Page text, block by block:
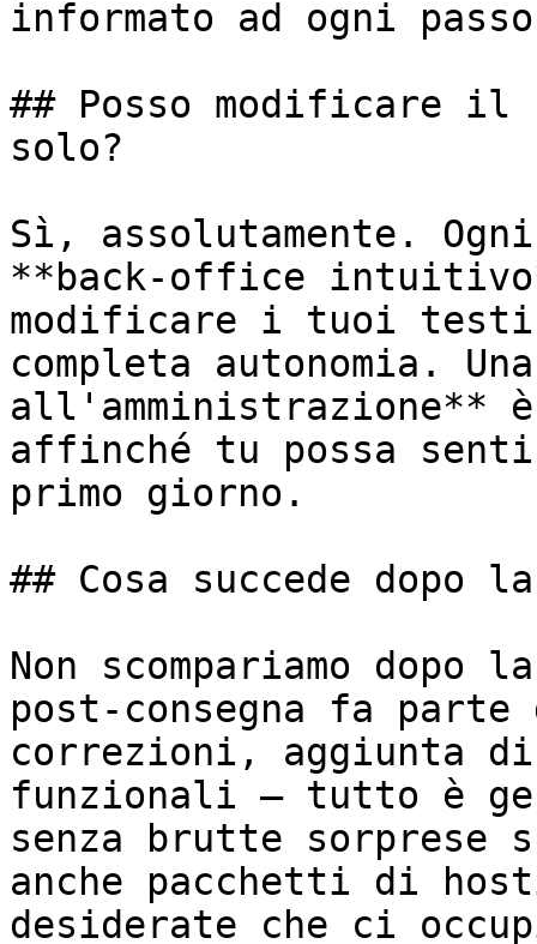
informato ad ogni
## Posso modificare il
solo?
Sì, assolutamente.
**back-office
modificare i tuoi
completa autonomia.
all'amministrazione**
affinché tu possa
primo giorno.
## Cosa succede dopo
Non scompariamo
post-consegna fa
correzioni, aggiunta
funzionali — tutto è
senza brutte
anche pacchetti di